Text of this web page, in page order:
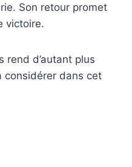
Son retour promet
victoire.
rend d’autant plus
considérer dans cet